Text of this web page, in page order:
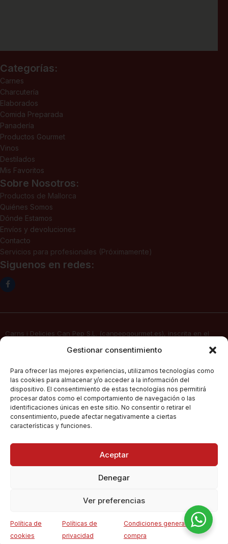
Gestionar consentimiento
Para ofrecer las mejores experiencias, utilizamos tecnologías como
las cookies para almacenar y/o acceder a la información del
dispositivo. El consentimiento de estas tecnologías nos permitirá
procesar datos como el comportamiento de navegación o las
identificaciones únicas en este sitio. No consentir o retirar el
consentimiento, puede afectar negativamente a ciertas
características y funciones.
Aceptar
Denegar
Ver preferencias
Política de
cookies
Políticas de
privacidad
Condiciones generales de
compra
Categorías:
Carnes
Charcutería
Elaborados
Comida Preparada
Panadería
Productos Gourmet
Vinos
Destilados
Mis Favoritos
Sobre Nosotros:
Productos de Mallorca
Quiénes Somos
Dónde Estamos
Envíos y devoluciones
Contacto
Servicios para profesionales (Próximamente)
Siguenos en redes:
Carns i Delicies Can Pep S.L. (canpepgourmet.es), inscrita en el
1ª, fecha 02/06/2025, con domicilio social en c/ Major Nº 115,
sus servicios de venta electrónica por Internet a través de su
página web canpepgourmet.es
Can Pep Gourmet2026.
Todos los derechos
reservados.
Política De Cookies
Hamburguesa
Mixta Ternera
y Pollo 600 g
€
(5,94 /kg)
0